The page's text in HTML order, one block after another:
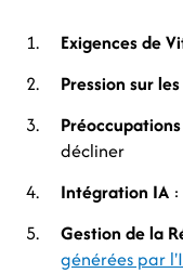
Exigences de
Pression sur
décliner
Intégration IA
Gestion de la
générées par